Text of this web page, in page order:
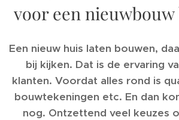
voor een
Een nieuw huis laten bouwen,
bij kijken. Dat is de ervaring
klanten. Voordat alles rond is
bouwtekeningen etc. En dan
nog. Ontzettend veel keuzes